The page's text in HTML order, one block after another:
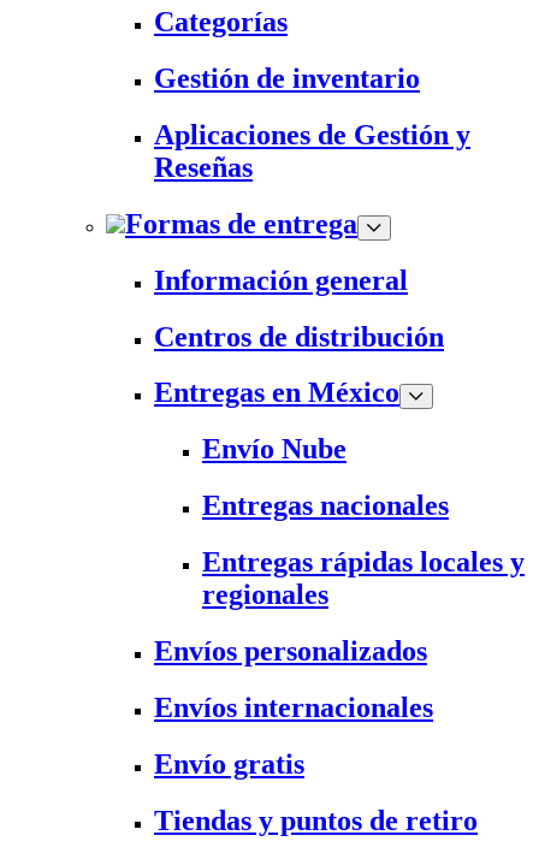
Categorías
Gestión de inventario
Aplicaciones de Gestión y
Reseñas
Formas de entrega
Información general
Centros de distribución
Entregas en México
Envío Nube
Entregas nacionales
Entregas rápidas locales y
regionales
Envíos personalizados
Envíos internacionales
Envío gratis
Tiendas y puntos de retiro